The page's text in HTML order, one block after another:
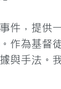
件，提供
作為基督
與手法。